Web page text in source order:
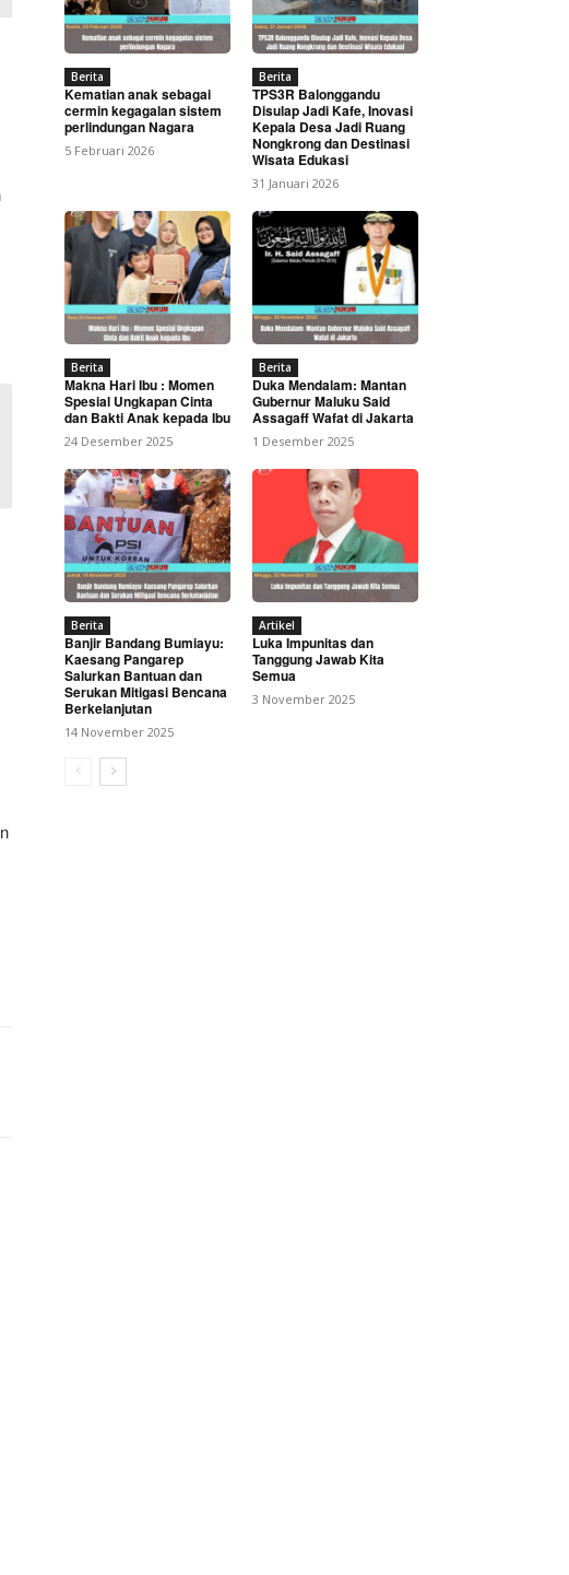
Kabupaten Karo
Berita
Kematian anak sebagai
cermin kegagalan sistem
perlindungan Nagara
5 Februari 2026
Berita
TPS3R Balonggandu
Disulap Jadi Kafe, Inovasi
Kepala Desa Jadi Ruang
Nongkrong dan Destinasi
Wisata Edukasi
31 Januari 2026
Berita
Makna Hari Ibu : Momen
Spesial Ungkapan Cinta
dan Bakti Anak kepada Ibu
24 Desember 2025
Berita
Duka Mendalam: Mantan
Gubernur Maluku Said
Assagaff Wafat di Jakarta
1 Desember 2025
Berita
Banjir Bandang Bumiayu:
Kaesang Pangarep
Salurkan Bantuan dan
Serukan Mitigasi Bencana
Berkelanjutan
14 November 2025
Artikel
Luka Impunitas dan
Tanggung Jawab Kita
Semua
3 November 2025